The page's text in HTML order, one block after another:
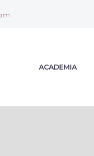
ACADEMIA